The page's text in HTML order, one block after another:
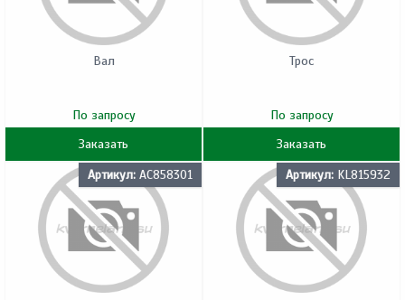
Вал
По запросу
Заказать
Трос
По запросу
Заказать
Артикул: AC858301 Артикул: KL815932